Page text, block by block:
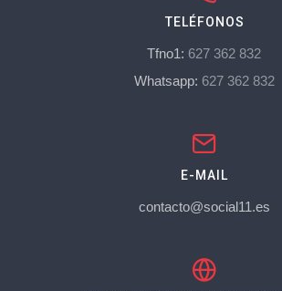
TELÉFONOS
Tfno1: 627 362 832
Whatsapp: 627 362 832
E-MAIL
contacto@social11.es